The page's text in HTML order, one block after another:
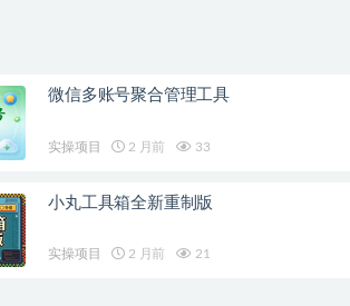
微信多账号聚合管理工具
实操项目 2 月前 33
小丸工具箱全新重制版
实操项目 2 月前 21